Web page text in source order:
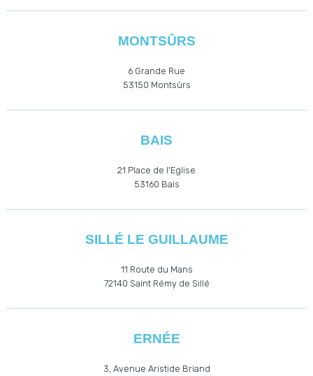
MONTSÛRS
6 Grande Rue
53150 Montsûrs
BAIS
21 Place de l'Eglise
53160 Bais
SILLÉ LE GUILLAUME
11 Route du Mans
72140 Saint Rémy de Sillé
ERNÉE
3, Avenue Aristide Briand